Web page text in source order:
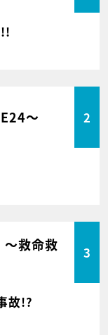
～ 2
～救命救
3
故!?